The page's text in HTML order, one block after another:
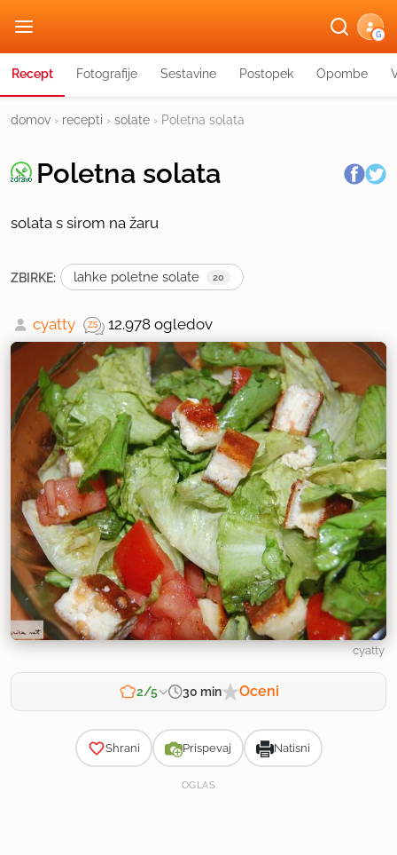
G
Recept Fotografije Sestavine Postopek Opombe
domov › recepti › solate › Poletna solata
Poletna solata
solata s sirom na žaru
ZBIRKE: lahke poletne solate 20
cyatty 12.978 ogledov
cyatty
2/5 30 min Oceni
Shrani Prispevaj Natisni
OGLAS